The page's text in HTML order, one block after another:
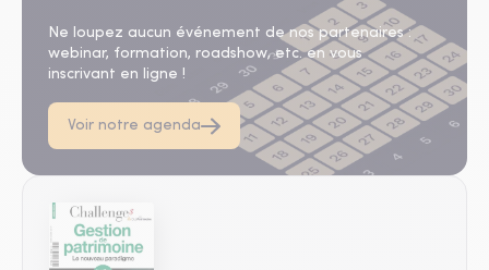
Ne loupez aucun événement de nos partenaires :
webinar, formation, roadshow, etc. en vous
inscrivant en ligne !
Voir notre agenda